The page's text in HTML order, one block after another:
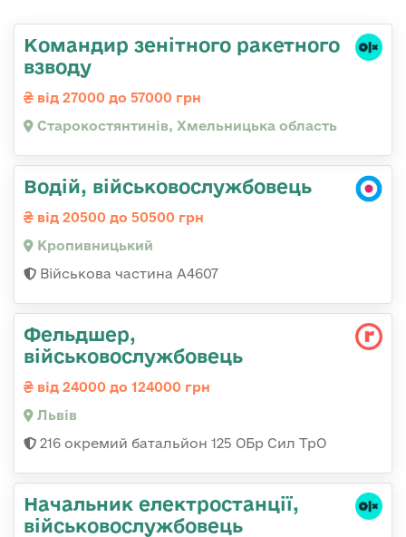
Командир зенітного ракетного
взводу
від 27000 до 57000 грн
Старокостянтинів, Хмельницька область
Водій, військовослужбовець
від 20500 до 50500 грн
Кропивницький
Військова частина А4607
Фельдшер,
військовослужбовець
від 24000 до 124000 грн
Львів
216 окремий батальйон 125 ОБр Сил ТрО
Начальник електpостанції,
військовослужбовець